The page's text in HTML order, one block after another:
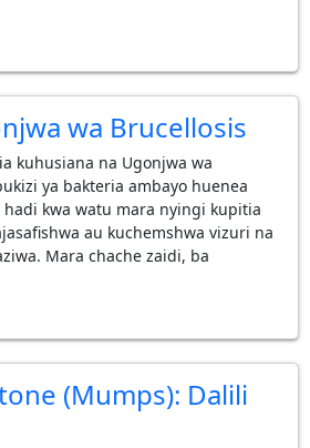
wa Brucellosis
kuhusiana na Ugonjwa wa
ya bakteria ambayo huenea
hadi kwa watu mara nyingi kupitia
au kuchemshwa vizuri na
Mara chache zaidi, ba
(Mumps): Dalili